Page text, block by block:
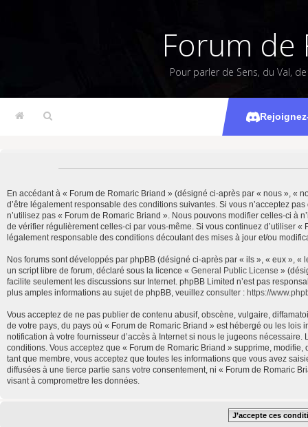
Forum de
Pour parler de Sens, du Val,
En accédant à « Forum de Romaric Briand » (désigné ci-après par « nous », «
d’être légalement responsable des conditions suivantes. Si vous n’acceptez
n’utilisez pas « Forum de Romaric Briand ». Nous pouvons modifier celles-ci à
de vérifier régulièrement celles-ci par vous-même. Si vous continuez d’utiliser
légalement responsable des conditions découlant des mises à jour et/ou
Nos forums sont développés par phpBB (désigné ci-après par « ils », « eux »,
un script libre de forum, déclaré sous la licence « General Public License »
facilite seulement les discussions sur Internet. phpBB Limited n’est pas
plus amples informations au sujet de phpBB, veuillez consulter : https://
Vous acceptez de ne pas publier de contenu abusif, obscène, vulgaire,
de votre pays, du pays où « Forum de Romaric Briand » est hébergé ou les
notification à votre fournisseur d’accès à Internet si nous le jugeons
conditions. Vous acceptez que « Forum de Romaric Briand » supprime,
tant que membre, vous acceptez que toutes les informations que vous avez
diffusées à une tierce partie sans votre consentement, ni « Forum de Romaric
visant à compromettre les données.